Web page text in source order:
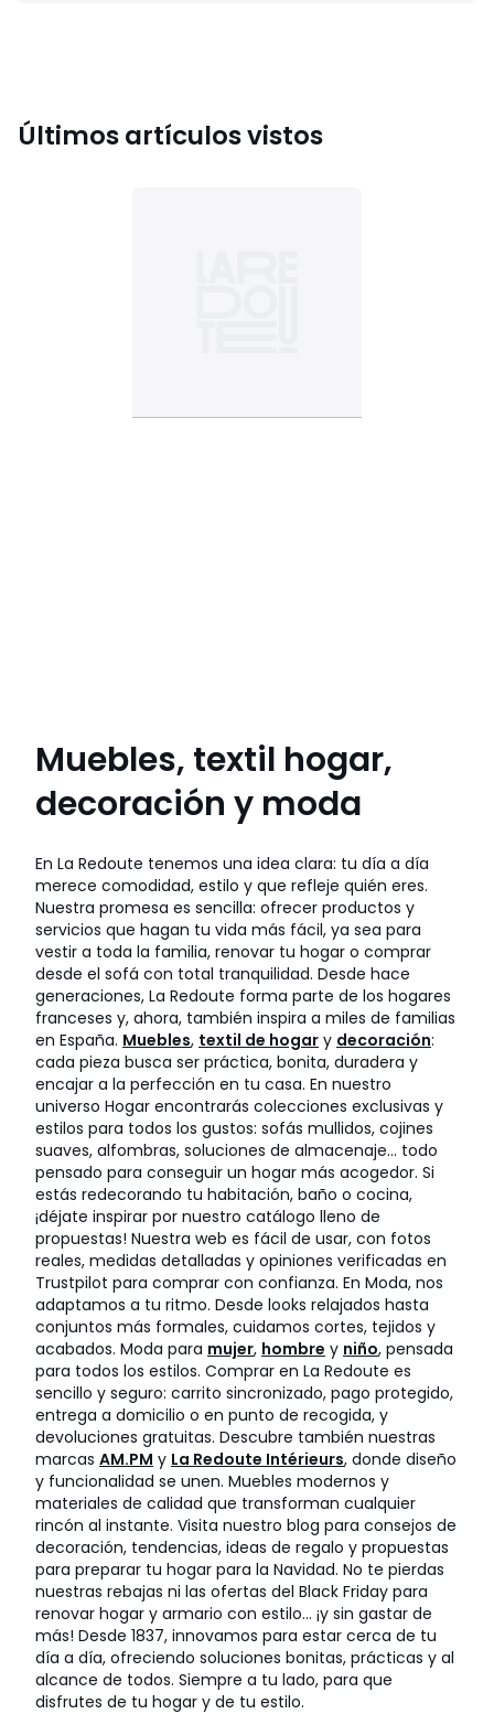
Últimos artículos vistos
Muebles, textil hogar,
decoración y moda
En La Redoute tenemos una idea clara: tu día a día
merece comodidad, estilo y que refleje quién eres.
Nuestra promesa es sencilla: ofrecer productos y
servicios que hagan tu vida más fácil, ya sea para
vestir a toda la familia, renovar tu hogar o comprar
desde el sofá con total tranquilidad. Desde hace
generaciones, La Redoute forma parte de los hogares
franceses y, ahora, también inspira a miles de familias
en España. Muebles, textil de hogar y decoración:
cada pieza busca ser práctica, bonita, duradera y
encajar a la perfección en tu casa. En nuestro
universo Hogar encontrarás colecciones exclusivas y
estilos para todos los gustos: sofás mullidos, cojines
suaves, alfombras, soluciones de almacenaje… todo
pensado para conseguir un hogar más acogedor. Si
estás redecorando tu habitación, baño o cocina,
¡déjate inspirar por nuestro catálogo lleno de
propuestas! Nuestra web es fácil de usar, con fotos
reales, medidas detalladas y opiniones verificadas en
Trustpilot para comprar con confianza. En Moda, nos
adaptamos a tu ritmo. Desde looks relajados hasta
conjuntos más formales, cuidamos cortes, tejidos y
acabados. Moda para mujer, hombre y niño, pensada
para todos los estilos. Comprar en La Redoute es
sencillo y seguro: carrito sincronizado, pago protegido,
entrega a domicilio o en punto de recogida, y
devoluciones gratuitas. Descubre también nuestras
marcas AM.PM y La Redoute Intérieurs, donde diseño
y funcionalidad se unen. Muebles modernos y
materiales de calidad que transforman cualquier
rincón al instante. Visita nuestro blog para consejos de
decoración, tendencias, ideas de regalo y propuestas
para preparar tu hogar para la Navidad. No te pierdas
nuestras rebajas ni las ofertas del Black Friday para
renovar hogar y armario con estilo… ¡y sin gastar de
más! Desde 1837, innovamos para estar cerca de tu
día a día, ofreciendo soluciones bonitas, prácticas y al
alcance de todos. Siempre a tu lado, para que
disfrutes de tu hogar y de tu estilo.